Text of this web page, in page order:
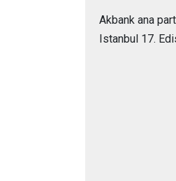
Akbank ana
Istanbul 17.